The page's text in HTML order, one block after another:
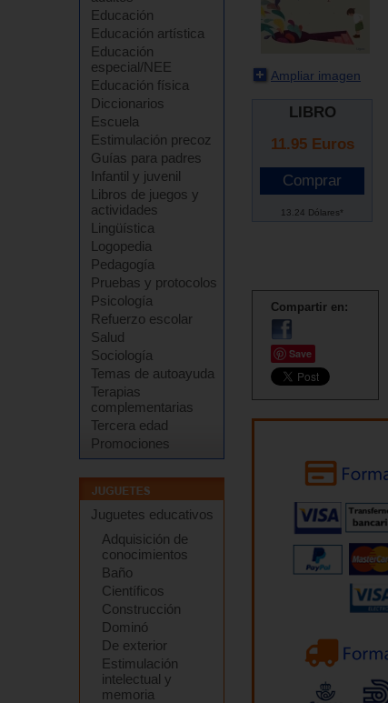
Educación
Educación artística
Educación
especial/NEE
Educación física
Diccionarios
Escuela
Estimulación precoz
Guías para padres
Infantil y juvenil
Libros de juegos y
actividades
Lingüística
Logopedia
Pedagogía
Pruebas y protocolos
Psicología
Refuerzo escolar
Salud
Sociología
Temas de autoayuda
Terapias
complementarias
Tercera edad
Promociones
Juguetes educativos
Adquisición de
conocimientos
Baño
Científicos
Construcción
Dominó
De exterior
Estimulación
intelectual y
memoria
Ampliar imagen
LIBRO
11.95 Euros
13.24 Dólares*
Compartir en:
Save